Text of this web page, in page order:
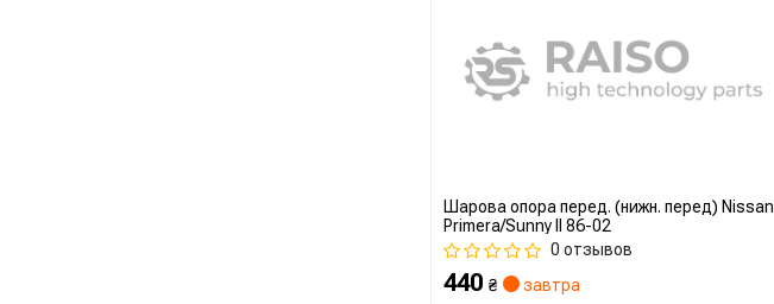
Шарова опора перед. (нижн. перед) Nissan
Primera/Sunny II 86-02
0 отзывов
440 ₴
завтра